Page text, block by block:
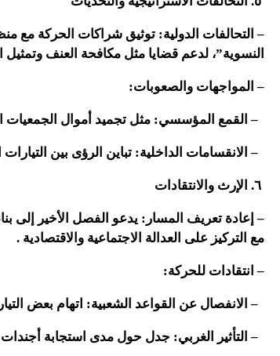
– التحالفات الدولية: توثيق شراكات الحركة
النسوية”، لدعم قضايا مثل مكافحة العنف وتمثيل
– المواجهات والصعوبات:
– القمع المؤسسي: مثل تجميد أموال الجمعيات
– الانقسامات الداخلية: تباين الرؤى بين التيارات
– إعادة تعريف المسار: يدعو الفصل الأخير إلى
مع التركيز على العدالة الاجتماعية والاقتصادية .
– انتقادات للحركة:
– الانفصال عن القواعد الشعبية: اتهام بعض
– التأثير الغربي: جدل حول مدى استجابة أجندات